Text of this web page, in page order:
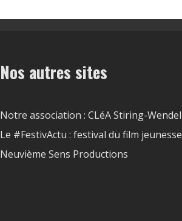
Nos autres sites
Notre association : CLéA Stiring-Wendel
Le #FestivActu : festival du film jeunesse
Neuvième Sens Productions